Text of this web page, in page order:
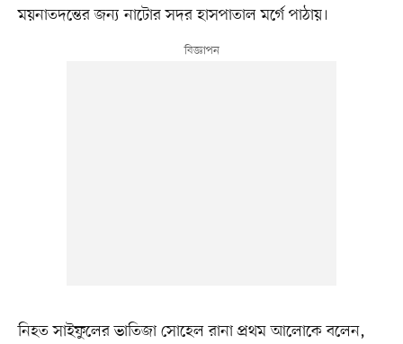
ময়নাতদন্তের জন্য নাটোর সদর হাসপাতাল মর্গে পাঠায়।
নিহত সাইফুলের ভাতিজা সোহেল রানা প্রথম আলোকে বলেন,